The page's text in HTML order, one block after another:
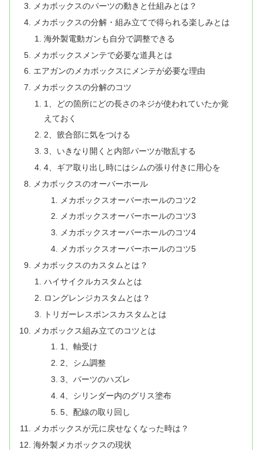
メカボックスのパーツの動きと仕組みとは？
メカボックスの分解・組み立てで得られる楽しみとは
海外製電動ガンも自分で調整できる
メカボックスメンテで必要な道具とは
エアガンのメカボックスにメンテが必要な理由
メカボックスの分解のコツ
1、どの箇所にどの長さのネジが使われていたか覚
えておく
2、篏合部に気をつける
3、いきなり開くと内部パーツが散乱する
4、ギア取り出し時にはシムの張り付きに用心を
メカボックスのオーバーホール
メカボックスオーバーホールのコツ2
メカボックスオーバーホールのコツ3
メカボックスオーバーホールのコツ4
メカボックスオーバーホールのコツ5
メカボックスのカスタムとは？
ハイサイクルカスタムとは
ロングレンジカスタムとは？
トリガーレスポンスカスタムとは
メカボックス組み立てのコツとは
1、軸受け
2、シム調整
3、パーツのハズレ
4、シリンダー内のグリス塗布
5、配線の取り回し
メカボックスが元に戻せなくなった時は？
海外製メカボックスの現状